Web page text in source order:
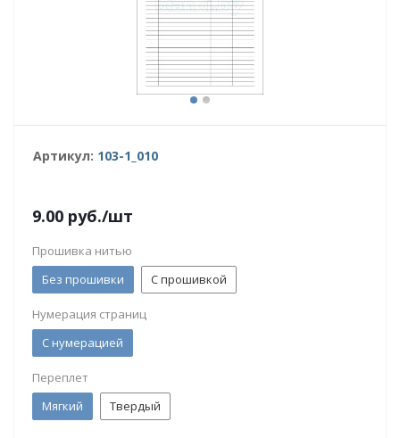
Артикул: 103-1_010
9.00 руб./шт
Прошивка нитью
Без прошивки
С прошивкой
Нумерация страниц
С нумерацией
Переплет
Мягкий
Твердый